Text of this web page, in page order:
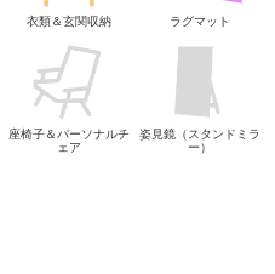
衣類＆玄関収納 ラグマット
座椅子＆パーソナルチ
ェア
姿見鏡（スタンドミラ
ー）